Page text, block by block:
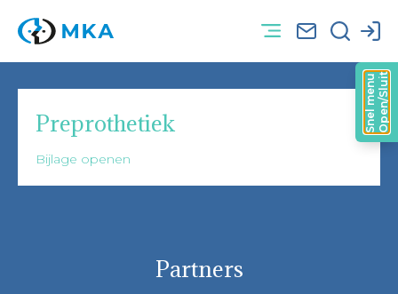
Preprothetiek
Bijlage openen
Partners
Open/Sluit
Snel menu